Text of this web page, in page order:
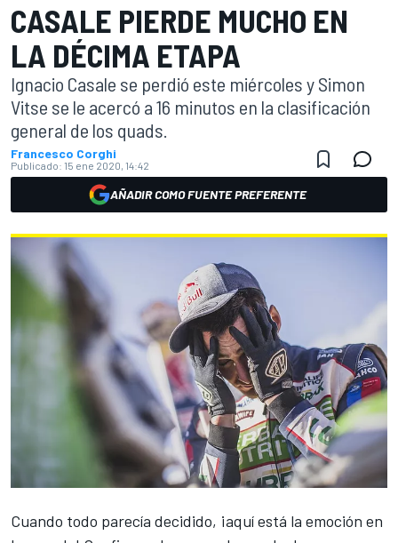
CASALE PIERDE MUCHO EN
LA DÉCIMA ETAPA
Ignacio Casale se perdió este miércoles y Simon
Vitse se le acercó a 16 minutos en la clasificación
general de los quads.
Francesco Corghi
Publicado: 15 ene 2020, 14:42
AÑADIR COMO FUENTE PREFERENTE
Cuando todo parecía decidido, ¡aquí está la emoción en